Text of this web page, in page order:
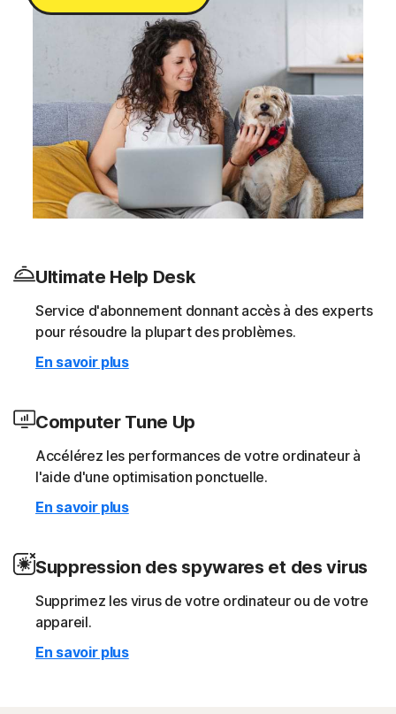
Ultimate Help Desk
Service d'abonnement donnant accès à des experts
pour résoudre la plupart des problèmes.
En savoir plus
Computer Tune Up
Accélérez les performances de votre ordinateur à
l'aide d'une optimisation ponctuelle.
En savoir plus
Suppression des spywares et des virus
Supprimez les virus de votre ordinateur ou de votre
appareil.
En savoir plus